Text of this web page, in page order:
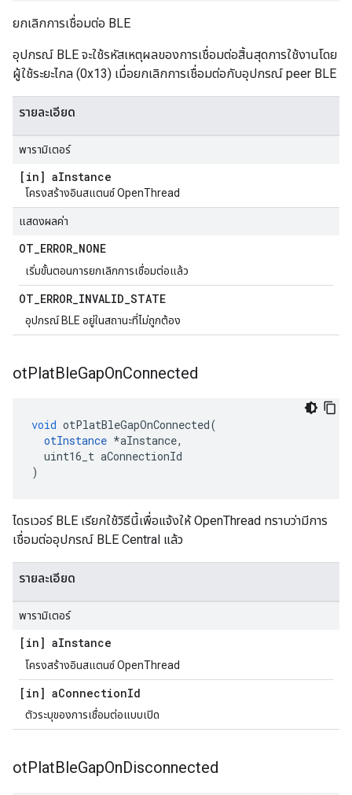
ยกเลิกการเชื่อมต่อ BLE
อุปกรณ์ BLE จะใช้รหัสเหตุผลของการเชื่อมต่อสิ้นสุดการใช้งานโดย
ผู้ใช้ระยะไกล (0x13) เมื่อยกเลิกการเชื่อมต่อกับอุปกรณ์ peer BLE
รายละเอียด
พารามิเตอร์
[in] aInstance
โครงสร้างอินสแตนซ์ OpenThread
แสดงผลค่า
OT_ERROR_NONE
เริ่มขั้นตอนการยกเลิกการเชื่อมต่อแล้ว
OT_ERROR_INVALID_STATE
อุปกรณ์ BLE อยู่ในสถานะที่ไม่ถูกต้อง
otPlatBleGapOnConnected
void otPlatBleGapOnConnected(
otInstance *aInstance,
uint16_t aConnectionId
)
ไดรเวอร์ BLE เรียกใช้วิธีนี้เพื่อแจ้งให้ OpenThread ทราบว่ามีการ
เชื่อมต่ออุปกรณ์ BLE Central แล้ว
รายละเอียด
พารามิเตอร์
[in] aInstance
โครงสร้างอินสแตนซ์ OpenThread
[in] aConnectionId
ตัวระบุของการเชื่อมต่อแบบเปิด
otPlatBleGapOnDisconnected